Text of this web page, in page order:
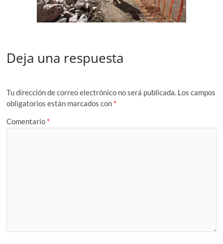
Deja una respuesta
Tu dirección de correo electrónico no será publicada. Los campos
obligatorios están marcados con *
Comentario *